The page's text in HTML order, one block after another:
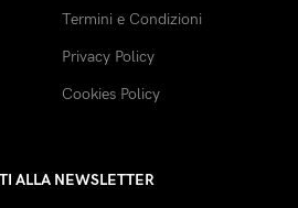
Termini e Condizioni
Privacy Policy
Cookies Policy
ALLA NEWSLETTER